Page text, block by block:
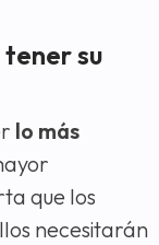
su
lo más
que los
necesitarán